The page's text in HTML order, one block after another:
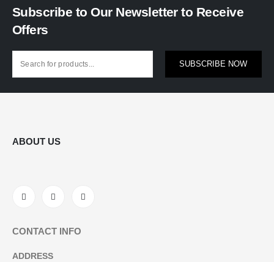
Subscribe to Our Newsletter to Receive
Offers
SUBSCRIBE NOW
ABOUT US
CONTACT INFO
ADDRESS